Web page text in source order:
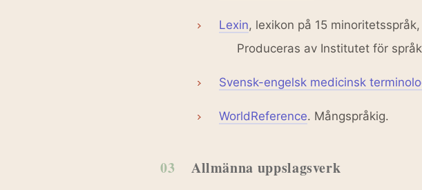
Lexin, lexikon på 15
Produceras av Institutet för
Svensk-engelsk medicinsk
WorldReference. Mångspråkig.
03 Allmänna uppslagsverk